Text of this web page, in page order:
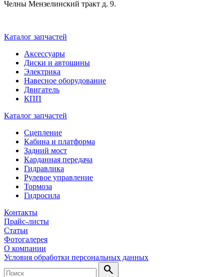
Челны Мензелинский тракт д. 9.
Каталог запчастей
Аксессуары
Диски и автошины
Электрика
Навесное оборудование
Двигатель
КПП
Каталог запчастей
Сцепление
Кабина и платформа
Задний мост
Карданная передача
Гидравлика
Рулевое управление
Тормоза
Гидросила
Контакты
Прайс-листы
Статьи
Фотогалерея
О компании
Условия обработки персональных данных
search